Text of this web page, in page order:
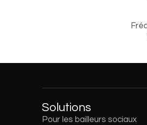
Solutions
Pour les bailleurs sociaux